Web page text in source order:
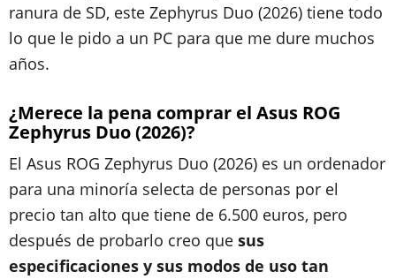
ranura de SD, este Zephyrus Duo (2026) tiene todo
lo que le pido a un PC para que me dure muchos
años.
¿Merece la pena comprar el Asus ROG
Zephyrus Duo (2026)?
El Asus ROG Zephyrus Duo (2026) es un ordenador
para una minoría selecta de personas por el
precio tan alto que tiene de 6.500 euros, pero
después de probarlo creo que sus
especificaciones y sus modos de uso tan